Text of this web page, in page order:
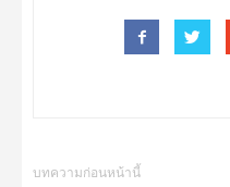
บทความก่อนหน้านี้